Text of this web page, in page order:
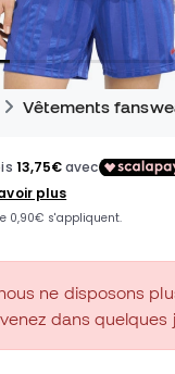
Vêtements
ne disposons
dans quelques